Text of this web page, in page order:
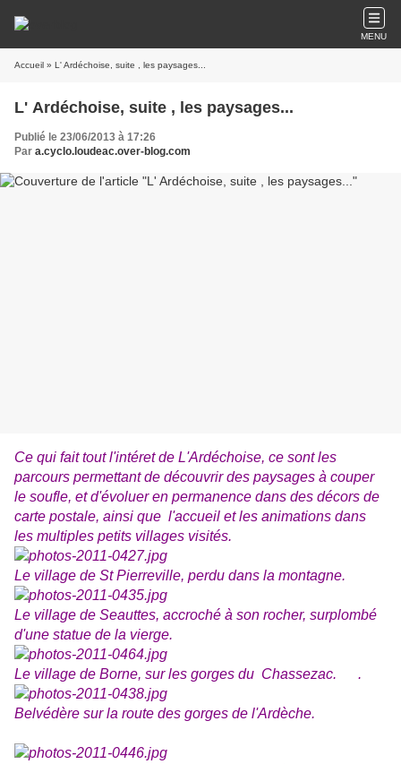
MENU
Accueil » L' Ardéchoise, suite , les paysages...
L' Ardéchoise, suite , les paysages...
Publié le 23/06/2013 à 17:26
Par a.cyclo.loudeac.over-blog.com
Ce qui fait tout l'intéret de L'Ardéchoise, ce sont les
parcours permettant de découvrir des paysages à couper
le soufle, et d'évoluer en permanence dans des décors de
carte postale, ainsi que l'accueil et les animations dans
les multiples petits villages visités.
Le village de St Pierreville, perdu dans la montagne.
Le village de Seauttes, accroché à son rocher, surplombé
d'une statue de la vierge.
Le village de Borne, sur les gorges du Chassezac. .
Belvédère sur la route des gorges de l'Ardèche.